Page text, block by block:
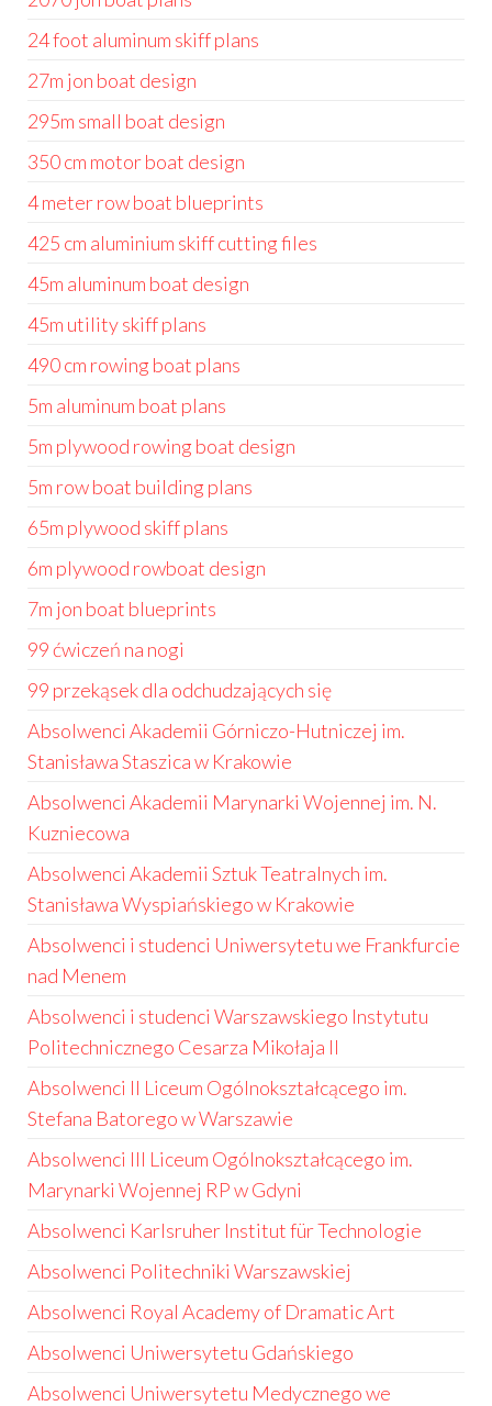
24 foot aluminum skiff plans
27m jon boat design
295m small boat design
350 cm motor boat design
4 meter row boat blueprints
425 cm aluminium skiff cutting files
45m aluminum boat design
45m utility skiff plans
490 cm rowing boat plans
5m aluminum boat plans
5m plywood rowing boat design
5m row boat building plans
65m plywood skiff plans
6m plywood rowboat design
7m jon boat blueprints
99 ćwiczeń na nogi
99 przekąsek dla odchudzających się
Absolwenci Akademii Górniczo-Hutniczej im.
Stanisława Staszica w Krakowie
Absolwenci Akademii Marynarki Wojennej im. N.
Kuzniecowa
Absolwenci Akademii Sztuk Teatralnych im.
Stanisława Wyspiańskiego w Krakowie
Absolwenci i studenci Uniwersytetu we Frankfurcie
nad Menem
Absolwenci i studenci Warszawskiego Instytutu
Politechnicznego Cesarza Mikołaja II
Absolwenci II Liceum Ogólnokształcącego im.
Stefana Batorego w Warszawie
Absolwenci III Liceum Ogólnokształcącego im.
Marynarki Wojennej RP w Gdyni
Absolwenci Karlsruher Institut für Technologie
Absolwenci Politechniki Warszawskiej
Absolwenci Royal Academy of Dramatic Art
Absolwenci Uniwersytetu Gdańskiego
Absolwenci Uniwersytetu Medycznego we